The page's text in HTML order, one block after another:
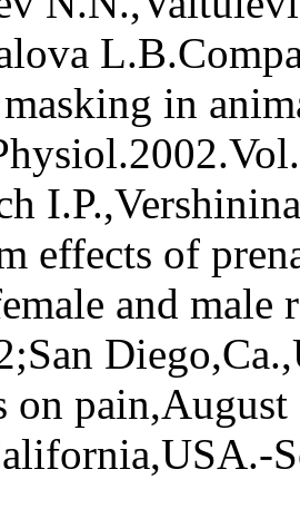
in
effects of
and male
on